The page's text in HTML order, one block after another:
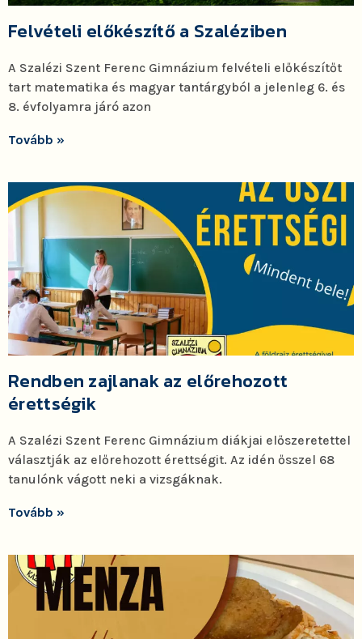
Felvételi előkészítő a Szaléziben
A Szalézi Szent Ferenc Gimnázium felvételi előkészítőt
tart matematika és magyar tantárgyból a jelenleg 6. és
8. évfolyamra járó azon
Tovább »
Rendben zajlanak az előrehozott
érettségik
A Szalézi Szent Ferenc Gimnázium diákjai előszeretettel
választják az előrehozott érettségit. Az idén ősszel 68
tanulónk vágott neki a vizsgáknak.
Tovább »